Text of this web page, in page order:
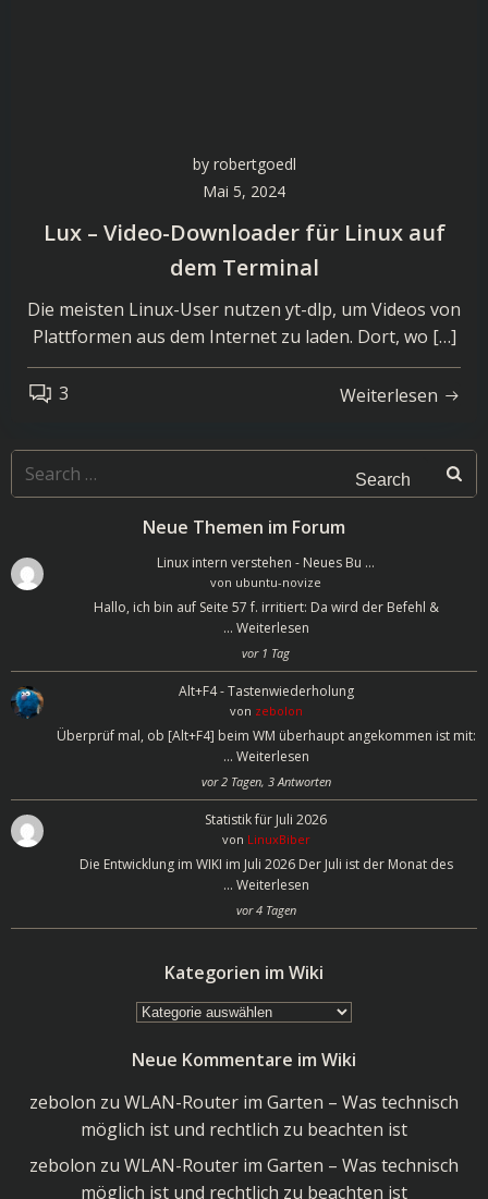
by robertgoedl
Mai 5, 2024
Lux – Video-Downloader für Linux auf
dem Terminal
Die meisten Linux-User nutzen yt-dlp, um Videos von
Plattformen aus dem Internet zu laden. Dort, wo […]
3 Weiterlesen
Search
for:
Neue Themen im Forum
Linux intern verstehen - Neues Bu …
von ubuntu-novize
Hallo, ich bin auf Seite 57 f. irritiert: Da wird der Befehl &
… Weiterlesen
vor 1 Tag
Alt+F4 - Tastenwiederholung
von zebolon
Überprüf mal, ob [Alt+F4] beim WM überhaupt angekommen ist mit:
… Weiterlesen
vor 2 Tagen, 3 Antworten
Statistik für Juli 2026
von LinuxBiber
Die Entwicklung im WIKI im Juli 2026 Der Juli ist der Monat des
… Weiterlesen
vor 4 Tagen
Kategorien im Wiki
Kategorien
Wiki
Neue Kommentare im Wiki
zebolon zu WLAN-Router im Garten – Was technisch
möglich ist und rechtlich zu beachten ist
zebolon zu WLAN-Router im Garten – Was technisch
möglich ist und rechtlich zu beachten ist